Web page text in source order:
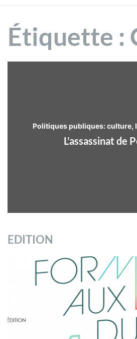
Étiquette :
Politiques publiques: culture,
L’assassinat de
EDITION